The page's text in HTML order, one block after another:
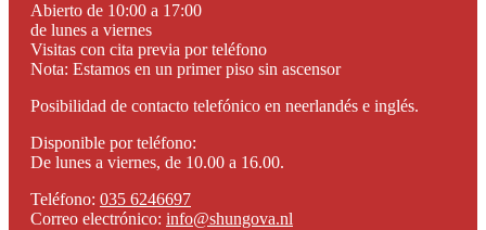
Abierto de 10:00 a 17:00
de lunes a viernes
Visitas con cita previa por teléfono
Nota: Estamos en un primer piso sin ascensor
Posibilidad de contacto telefónico en neerlandés e inglés.
Disponible por teléfono:
De lunes a viernes, de 10.00 a 16.00.
Teléfono: 035 6246697
Correo electrónico: info@shungova.nl